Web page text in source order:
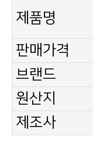
제품명
판매가격
브랜드
원산지
제조사